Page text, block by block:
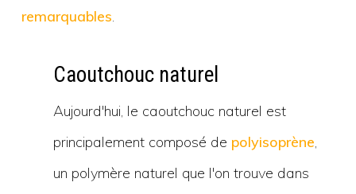
remarquables.
Caoutchouc naturel
Aujourd'hui, le caoutchouc naturel est
principalement composé de polyisoprène,
un polymère naturel que l'on trouve dans